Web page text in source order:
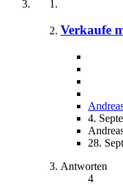
Verkaufe
4.
28.
Antworten
4